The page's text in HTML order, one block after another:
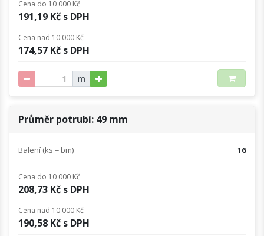
Cena do 10 000 Kč
191,19 Kč s DPH
Cena nad 10 000 Kč
174,57 Kč s DPH
m
Průměr potrubí: 49 mm
Balení (ks = bm) 16
Cena do 10 000 Kč
208,73 Kč s DPH
Cena nad 10 000 Kč
190,58 Kč s DPH